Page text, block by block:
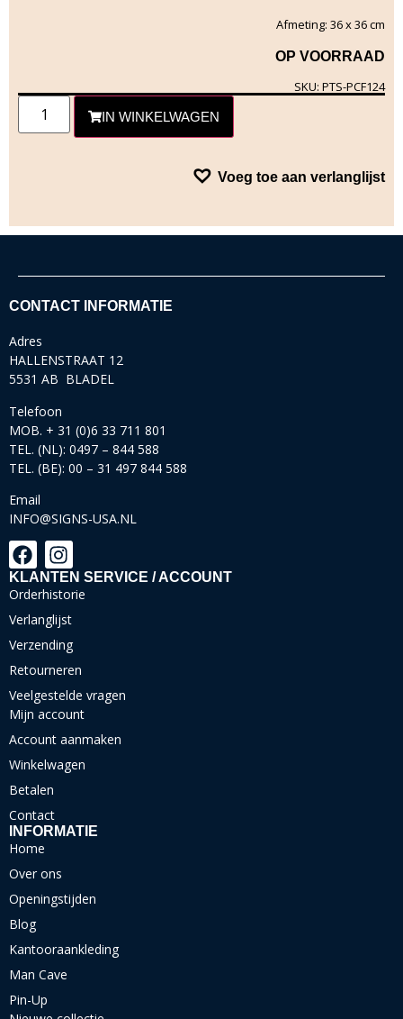
Afmeting: 36 x 36 cm
OP VOORRAAD
SKU: PTS-PCF124
IN WINKELWAGEN
Voeg toe aan verlanglijst
CONTACT INFORMATIE
Adres
HALLENSTRAAT 12
5531 AB BLADEL
Telefoon
MOB. + 31 (0)6 33 711 801
TEL. (NL): 0497 – 844 588
TEL. (BE): 00 – 31 497 844 588
Email
INFO@SIGNS-USA.NL
KLANTEN SERVICE / ACCOUNT
Orderhistorie
Verlanglijst
Verzending
Retourneren
Veelgestelde vragen
Mijn account
Account aanmaken
Winkelwagen
Betalen
Contact
INFORMATIE
Home
Over ons
Openingstijden
Blog
Kantooraankleding
Man Cave
Pin-Up